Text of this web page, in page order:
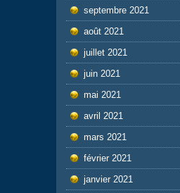
septembre 2021
août 2021
juillet 2021
juin 2021
mai 2021
avril 2021
mars 2021
février 2021
janvier 2021